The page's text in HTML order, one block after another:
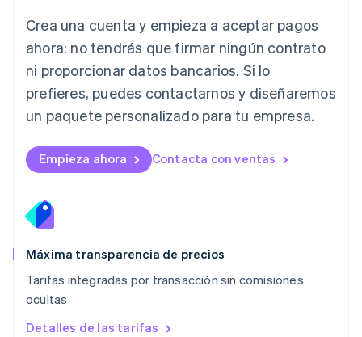
Crea una cuenta y empieza a aceptar pagos
ahora: no tendrás que firmar ningún contrato
ni proporcionar datos bancarios. Si lo
prefieres, puedes contactarnos y diseñaremos
un paquete personalizado para tu empresa.
Empieza ahora Contacta con ventas
Máxima transparencia de precios
Tarifas integradas por transacción sin comisiones
ocultas
Detalles de las tarifas
Deutsch English
Lituania
English
Luxemburgo
Français DeutschEnglish
English简体中文
English
México
Noruega
English
English
NederlandsEnglish
Polonia
English